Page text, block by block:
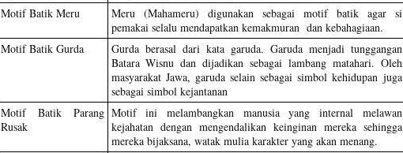
Motif Batik Meru
Meru (Mahameru) digunakan sebagai motif batik agar si
pemakai selalu mendapatkan kemakmuran dan kebahagiaan.
Motif Batik Gurda
Gurda berasal dari kata garuda. Garuda menjadi tunggangan
Batara Wisnu dan dijadikan sebagai lambang matahari. Oleh
masyarakat Jawa, garuda selain sebagai simbol kehidupan juga
sebagai simbol kejantanan
Motif Batik Parang
Rusak
Motif ini melambangkan manusia yang internal melawan
kejahatan dengan mengendalikan keinginan mereka sehingga
mereka bijaksana, watak mulia karakter yang akan menang.